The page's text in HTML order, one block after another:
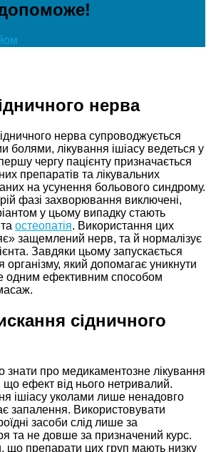
нерва
нерва супроводжується
болями, лікування ішіасу ведеться у
чергу пацієнту призначається
препаратів та лікувальних
на усунення больового синдрому.
фазі захворювання виключені,
у цьому випадку стають
остеопатія. Використання цих
защемлений нерв, та й нормалізує
Завдяки цьому запускається
організму, який допомагає уникнути
одним ефективним способом
сідничного
про медикаментозне лікування
ефект від нього нетривалий.
ішіасу уколами лише ненадовго
запалення. Використовувати
засоби слід лише за
та не довше за призначений курс.
що препарати цих груп мають низку